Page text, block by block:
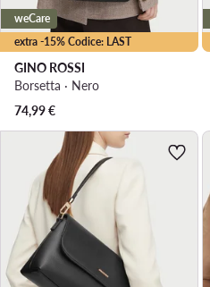
extra -15% Codice: LAST
weCare
GINO ROSSI
Borsetta · Nero
74,99€